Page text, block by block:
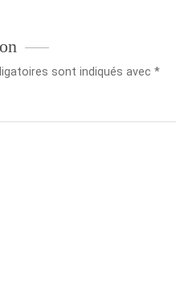
sont indiqués avec *